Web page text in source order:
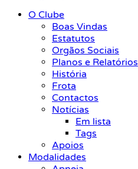
O Clube
Boas Vindas
Estatutos
Orgãos Sociais
Planos e Relatórios
História
Frota
Contactos
Notícias
Em lista
Tags
Apoios
Modalidades